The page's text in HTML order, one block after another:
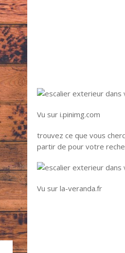
Vu sur i.pinimg.com
trouvez ce que vous
partir de pour votre
Vu sur la-veranda.fr